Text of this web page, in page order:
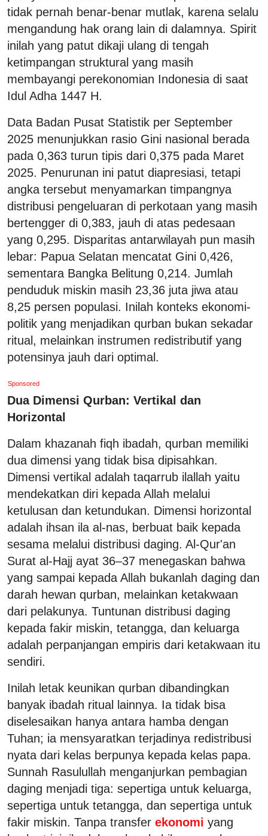
tidak pernah benar-benar mutlak, karena selalu
mengandung hak orang lain di dalamnya. Spirit
inilah yang patut dikaji ulang di tengah
ketimpangan struktural yang masih
membayangi perekonomian Indonesia di saat
Idul Adha 1447 H.
Data Badan Pusat Statistik per September
2025 menunjukkan rasio Gini nasional berada
pada 0,363 turun tipis dari 0,375 pada Maret
2025. Penurunan ini patut diapresiasi, tetapi
angka tersebut menyamarkan timpangnya
distribusi pengeluaran di perkotaan yang masih
bertengger di 0,383, jauh di atas pedesaan
yang 0,295. Disparitas antarwilayah pun masih
lebar: Papua Selatan mencatat Gini 0,426,
sementara Bangka Belitung 0,214. Jumlah
penduduk miskin masih 23,36 juta jiwa atau
8,25 persen populasi. Inilah konteks ekonomi-
politik yang menjadikan qurban bukan sekadar
ritual, melainkan instrumen redistributif yang
potensinya jauh dari optimal.
Sponsored
Dua Dimensi Qurban: Vertikal dan
Horizontal
Dalam khazanah fiqh ibadah, qurban memiliki
dua dimensi yang tidak bisa dipisahkan.
Dimensi vertikal adalah taqarrub ilallah yaitu
mendekatkan diri kepada Allah melalui
ketulusan dan ketundukan. Dimensi horizontal
adalah ihsan ila al-nas, berbuat baik kepada
sesama melalui distribusi daging. Al-Qur'an
Surat al-Hajj ayat 36–37 menegaskan bahwa
yang sampai kepada Allah bukanlah daging dan
darah hewan qurban, melainkan ketakwaan
dari pelakunya. Tuntunan distribusi daging
kepada fakir miskin, tetangga, dan keluarga
adalah perpanjangan empiris dari ketakwaan itu
sendiri.
Inilah letak keunikan qurban dibandingkan
banyak ibadah ritual lainnya. Ia tidak bisa
diselesaikan hanya antara hamba dengan
Tuhan; ia mensyaratkan terjadinya redistribusi
nyata dari kelas berpunya kepada kelas papa.
Sunnah Rasulullah menganjurkan pembagian
daging menjadi tiga: sepertiga untuk keluarga,
sepertiga untuk tetangga, dan sepertiga untuk
fakir miskin. Tanpa transfer ekonomi yang